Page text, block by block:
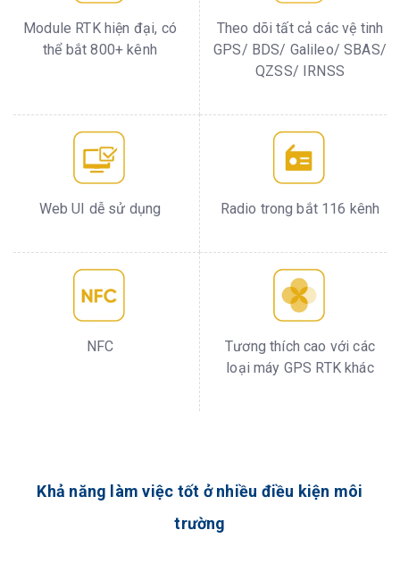
Module RTK hiện đại, có
thể bắt 800+ kênh
Theo dõi tất cả các vệ tinh
GPS/ BDS/ Galileo/ SBAS/
QZSS/ IRNSS
Web UI dễ sử dụng Radio trong bắt 116 kênh
NFC
Tương thích cao với các
loại máy GPS RTK khác
Khả năng làm việc tốt ở nhiều điều kiện môi
trường